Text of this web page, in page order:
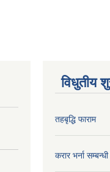
विधुतीय
तहबृद्धि फाराम
करार भर्ना